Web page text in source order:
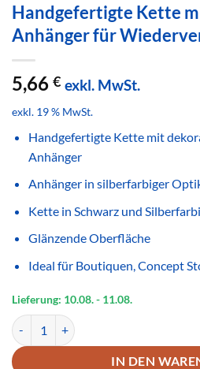
Handgefertigte Kette
Anhänger für
5,66 € exkl. MwSt.
exkl. 19 % MwSt.
Handgefertigte Kette mit
Anhänger
Anhänger in silberfarbiger
Kette in Schwarz und
Glänzende Oberfläche
Ideal für Boutiquen, Concept
Lieferung: 10.08.- 11.08.
Handgefertigte Kette mit Herbstblatt
IN DEN